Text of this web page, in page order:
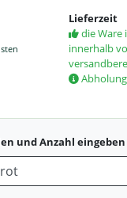
Lieferzeit
die Ware
innerhalb
und Anzahl eingeben